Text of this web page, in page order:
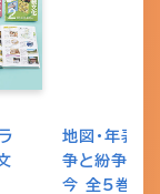
地図・年表
争と紛争 歴
今 全5巻